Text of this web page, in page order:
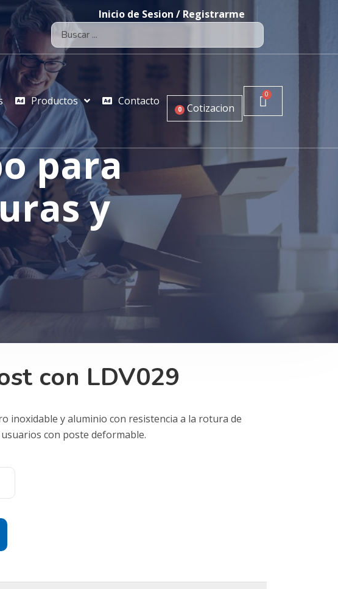
Inicio de Sesion / Registrarme
Productos Contacto
0 Cotizacion
para
y
con LDV029
inoxidable y aluminio con resistencia a la rotura de
usuarios con poste deformable.